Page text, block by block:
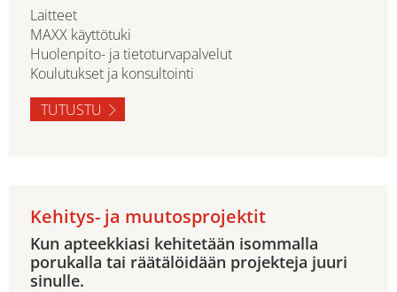
Laitteet
MAXX käyttötuki
Huolenpito- ja tietoturvapalvelut
Koulutukset ja konsultointi
TUTUSTU
Kehitys- ja muutosprojektit
Kun apteekkiasi kehitetään isommalla
porukalla tai räätälöidään projekteja juuri
sinulle.